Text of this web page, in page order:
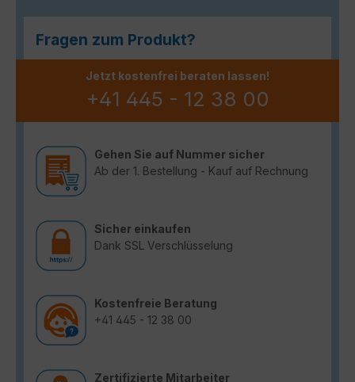
Fragen zum Produkt?
Jetzt kostenfrei beraten lassen!
+41 445 - 12 38 00
Gehen Sie auf Nummer sicher
Ab der 1. Bestellung - Kauf auf Rechnung
Sicher einkaufen
Dank SSL Verschlüsselung
Kostenfreie Beratung
+41 445 - 12 38 00
Zertifizierte Mitarbeiter